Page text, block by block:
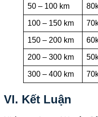
50 – 100 km
100 – 150 km
150 – 200 km
200 – 300 km
300 – 400 km
VI. Kết Luận